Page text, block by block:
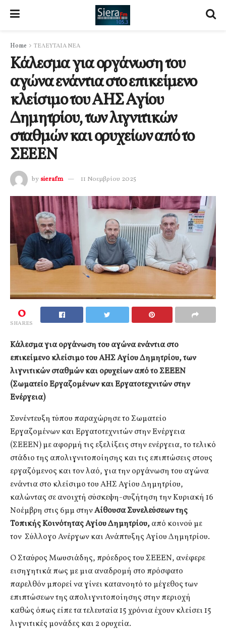
Home ΤΕΛΕΥΤΑΙΑ ΝΕΑ
Κάλεσμα για οργάνωση του
αγώνα ενάντια στο επικείμενο
κλείσιμο του ΑΗΣ Αγίου
Δημητρίου, των λιγνιτικών
σταθμών και ορυχείων από το
ΣΕΕΕΝ
by sierafm 11 Νοεμβρίου 2025
0
SHARES
Κάλεσμα για οργάνωση του αγώνα ενάντια στο
επικείμενο κλείσιμο του ΑΗΣ Αγίου Δημητρίου, των
λιγνιτικών σταθμών και ορυχείων από το ΣΕΕΕΝ
(Σωματείο Εργαζομένων και Εργατοτεχνιτών στην
Ενέργεια)
Συνέντευξη τύπου παραχώρησε το Σωματείο
Εργαζομένων και Εργατοτεχνιτών στην Ενέργεια
(ΣΕΕΕΝ) με αφορμή τις εξελίξεις στην ενέργεια, το τελικό
στάδιο της απολιγνιτοποίησης και τις επιπτώσεις στους
εργαζόμενος και τον λαό, για την οργάνωση του αγώνα
ενάντια στο κλείσιμο του ΑΗΣ Αγίου Δημητρίου,
καλώντας σε ανοιχτή σύσκεψη-συζήτηση την Κυριακή 16
Νοέμβρη στις 6μμ στηνΑίθουσα Συνελεύσεων της
Τοπικής Κοινότητας Αγίου Δημητρίου,από κοινού με
τον Σύλλογο Ανέργων και Ανάπτυξης Αγίου Δημητρίου.
Ο Σταύρος Μωυσιάδης, πρόεδρος του ΣΕΕΕΝ, ανέφερε
εισηγητικά πως με μια αναδρομή στο πρόσφατο
παρελθόν μπορεί να γίνει κατανοητό το μέγεθος των
επιπτώσεων της απολιγνιτοποίησης στην περιοχή
καθώς όπως είπε τα τελευταία 15 χρόνια έχουν κλείσει 15
λιγνιτικές μονάδες και 2 ορυχεία.